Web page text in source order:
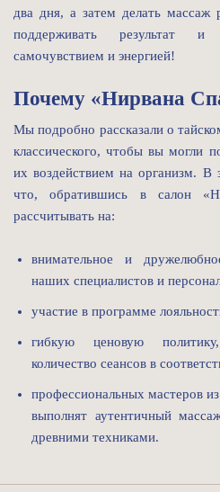
два дня, а затем делать массаж
поддерживать результат и
самочувствием и энергией!
Почему «Нирвана
Мы подробно рассказали о
классического, чтобы вы могли
их воздействием на организм. В
что, обратившись в салон
рассчитывать на:
внимательное и
наших специалистов и
участие в программе
гибкую ценовую
количество сеансов в
профессиональных мастеров
выполнят аутентичный
древними техниками.